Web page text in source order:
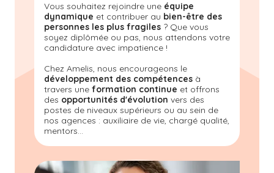
Vous souhaitez rejoindre une équipe
dynamique et contribuer au bien-être des
personnes les plus fragiles ? Que vous
soyez diplômée ou pas, nous attendons votre
candidature avec impatience !
Chez Amelis, nous encourageons le
développement des compétences à
travers une formation continue et offrons
des opportunités d'évolution vers des
postes de niveaux supérieurs ou au sein de
nos agences : auxiliaire de vie, chargé qualité,
mentors...